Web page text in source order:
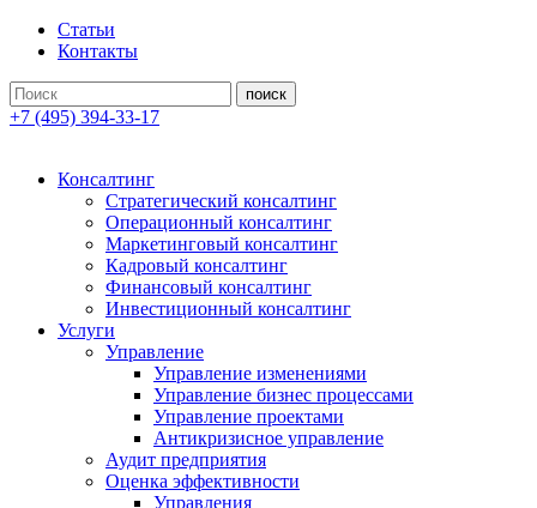
Статьи
Контакты
+7 (495) 394-33-17
Консалтинг
Стратегический консалтинг
Операционный консалтинг
Маркетинговый консалтинг
Кадровый консалтинг
Финансовый консалтинг
Инвестиционный консалтинг
Услуги
Управление
Управление изменениями
Управление бизнес процессами
Управление проектами
Антикризисное управление
Аудит предприятия
Оценка эффективности
Управления